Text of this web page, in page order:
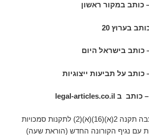
כותב במקור ראשון
בערוץ 20
כותב בישראל היום
כותב על תביעות ייצוגיות
– כותב ב legal-articles.co.il
במוקד העתירה ניצבה תקנה 2(א)(16)(א)(2) לתקנות סמכויות
עם נגיף הקורונה החדש (הוראת שעה)